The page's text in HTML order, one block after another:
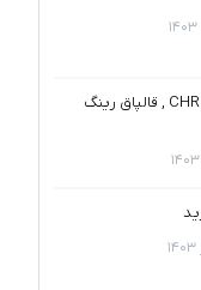
رینگ چرخ CHR , سنسور باد CHR , قالپاق رینگ